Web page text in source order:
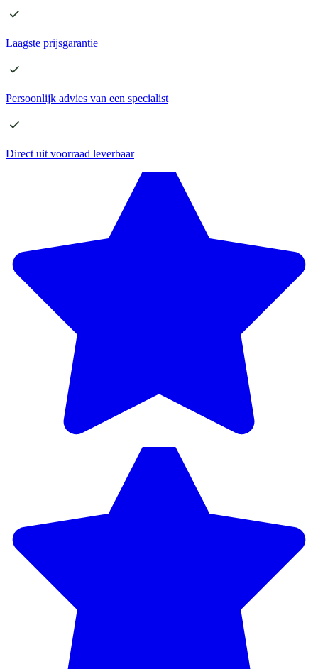
Laagste prijsgarantie
Persoonlijk advies van een specialist
Direct uit voorraad leverbaar